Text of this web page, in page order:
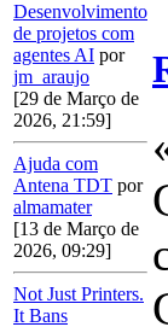
Desenvolvimento
de projetos com
agentes AI por
jm_araujo
[29 de Março de
2026, 21:59]
Ajuda com
Antena TDT por
almamater
[13 de Março de
2026, 09:29]
Not Just Printers.
It Bans